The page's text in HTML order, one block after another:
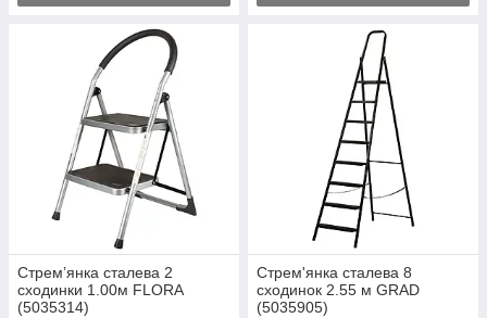
Стрем’янка сталева 2
сходинки 1.00м FLORA
(5035314)
Стрем'янка сталева 8
сходинок 2.55 м GRAD
(5035905)